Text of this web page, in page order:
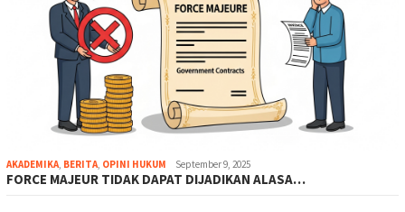
AKADEMIKA, BERITA, OPINI HUKUM September 9, 2025
FORCE MAJEUR TIDAK DAPAT DIJADIKAN ALASA…